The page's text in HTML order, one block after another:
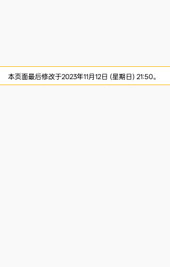
本页面最后修改于2023年11月12日 (星期日) 21:50。